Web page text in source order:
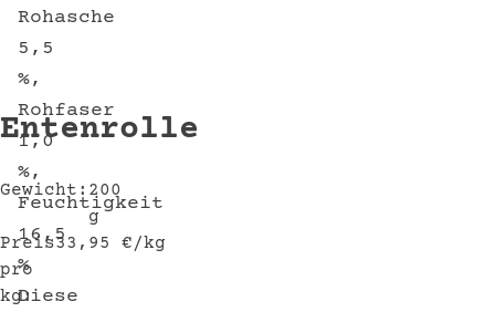
Entenrolle
Gewicht: 200
g
Preis
pro
kg:
33,95 €/kg
Rohasche
5,5
%,
Rohfaser
1,0
%,
Feuchtigkeit
16,5
%
Diese